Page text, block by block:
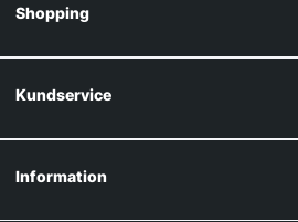
Shopping
Kundservice
Information